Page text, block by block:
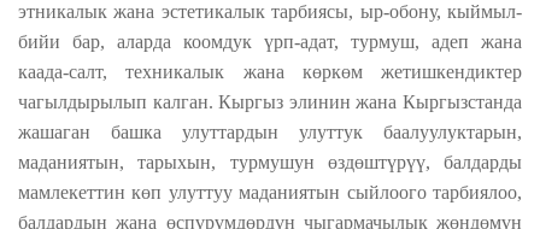
этникалык жана эстетикалык тарбиясы, ыр-обону, кыймыл-
бийи бар, аларда коомдук үрп-адат, турмуш, адеп жана
каада-салт, техникалык жана көркөм жетишкендиктер
чагылдырылып калган. Кыргыз элинин жана Кыргызстанда
жашаган башка улуттардын улуттук баалуулуктарын,
маданиятын, тарыхын, турмушун өздөштүрүү, балдарды
мамлекеттин көп улуттуу маданиятын сыйлоого тарбиялоо,
балдардын жана өспүрүмдөрдүн чыгармачылык жөндөмүн